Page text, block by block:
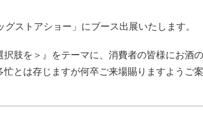
ストアショー」にブース出展いたします。
肢を＞』をテーマに、消費者の皆様にお酒
とは存じますが何卒ご来場賜りますようご案